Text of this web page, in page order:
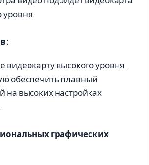
уровня.
видеокарту высокого уровня,
обеспечить плавный
на высоких настройках
графических